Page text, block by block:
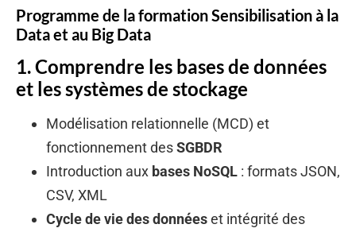
Programme de la formation Sensibilisation à la
Data et au Big Data
1. Comprendre les bases de données
et les systèmes de stockage
Modélisation relationnelle (MCD) et
fonctionnement desSGBDR
Introduction aux bases NoSQL : formats JSON,
CSV, XML
Cycle de vie des donnéeset intégrité des